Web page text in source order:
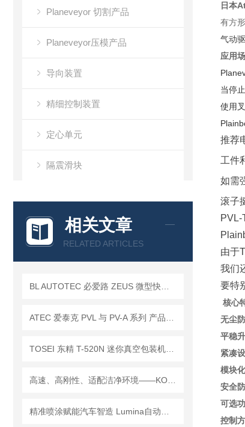
Planeveyor 切割产品
Planeveyor压模产品
导向装置
精细控制装置
定心单元
隔震滑块
查看全部产品 >>
相关文章
RELATED ARTICLES
日本
有方
气动
应用
当停
使用
推荐
工件
如需
滚子
PVL-
由于
我们
要特
核心
无尘
平稳
紧凑
模块
安全
可选
控制